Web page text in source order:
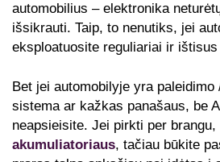
automobilius – elektronika
išsikrauti. Taip, to nenutiks, jei
eksploatuosite reguliariai ir
Bet jei automobilyje yra
sistema ar kažkas panašaus, be
neapsieisite. Jei pirkti per
akumuliatoriaus, tačiau būkite